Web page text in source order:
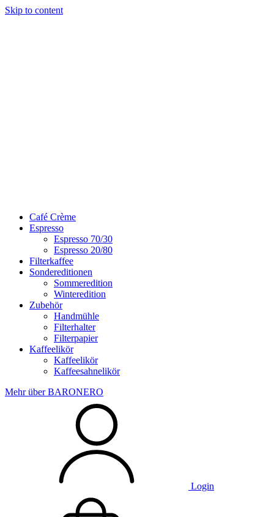
Skip to content
Café Crème
Espresso
Espresso 70/30
Espresso 20/80
Filterkaffee
Sondereditionen
Sommeredition
Winteredition
Zubehör
Handmühle
Filterhalter
Filterpapier
Kaffeelikör
Kaffeelikör
Kaffeesahnelikör
Mehr über BARONERO
Login